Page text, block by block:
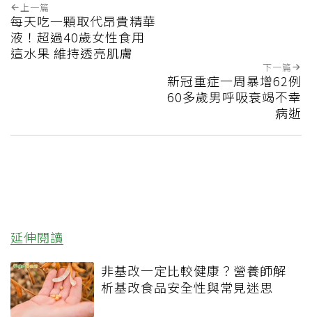
上一篇
每天吃一顆取代昂貴精華
液！超過40歲女性食用
這水果 維持透亮肌膚
下一篇
新冠重症一周暴增62例
60多歲男呼吸衰竭不幸
病逝
延伸閱讀
非基改一定比較健康？營養師解
析基改食品安全性與常見迷思